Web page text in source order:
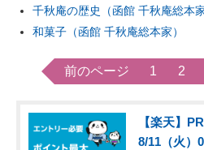
千秋庵の歴史（函館 千秋庵総本家
和菓子（函館 千秋庵総本家）
前のページ 1 2
【楽天】
8/11（火